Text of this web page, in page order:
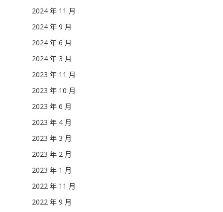
2024 年 11 月
2024 年 9 月
2024 年 6 月
2024 年 3 月
2023 年 11 月
2023 年 10 月
2023 年 6 月
2023 年 4 月
2023 年 3 月
2023 年 2 月
2023 年 1 月
2022 年 11 月
2022 年 9 月